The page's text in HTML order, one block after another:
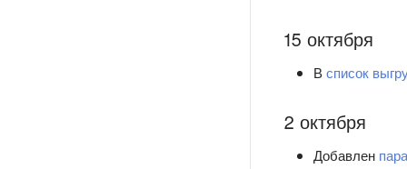
15 октября
Всписок
2 октября
Добавлен